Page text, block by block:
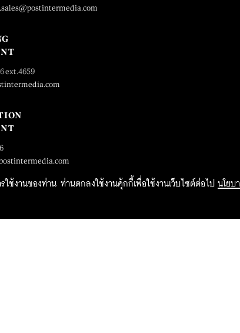
ช้งานของท่าน ท่านตกลงใช้งานคุ้กกี้เพื่อใช้งานเว็บไซต์ต่อไป
นโยบ
ext.4659